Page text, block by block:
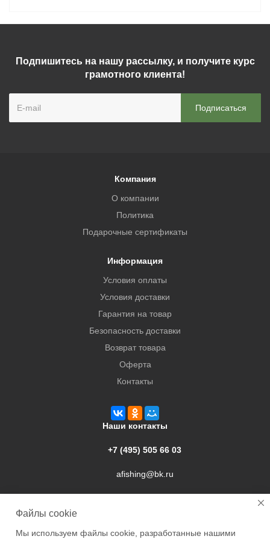
Подпишитесь на нашу рассылку, и получите курс
грамотного клиента!
Компания
О компании
Политика
Подарочные сертификаты
Информация
Условия оплаты
Условия доставки
Гарантия на товар
Безопасность доставки
Возврат товара
Оферта
Контакты
Наши контакты
+7 (495) 505 66 03
afishing@bk.ru
Файлы cookie
Мы используем файлы cookie, разработанные нашими